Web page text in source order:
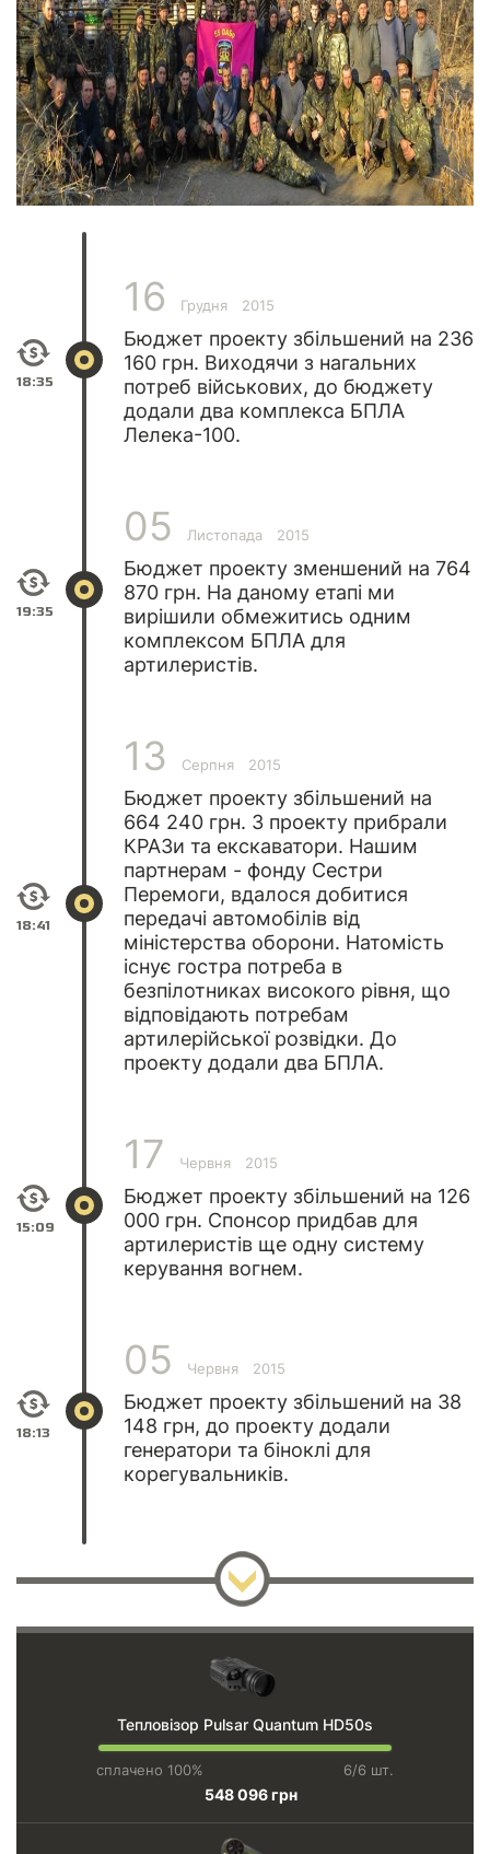
18:35
16 Грудня 2015
Бюджет проекту збільшений на 236
160 грн. Виходячи з нагальних
потреб військових, до бюджету
додали два комплекса БПЛА
Лелека-100.
19:35
05 Листопада 2015
Бюджет проекту зменшений на 764
870 грн. На даному етапі ми
вирішили обмежитись одним
комплексом БПЛА для
артилеристів.
18:41
13 Серпня 2015
Бюджет проекту збільшений на
664 240 грн. З проекту прибрали
КРАЗи та екскаватори. Нашим
партнерам - фонду Сестри
Перемоги, вдалося добитися
передачі автомобілів від
міністерства оборони. Натомість
існує гостра потреба в
безпілотниках високого рівня, що
відповідають потребам
артилерійської розвідки. До
проекту додали два БПЛА.
15:09
17 Червня 2015
Бюджет проекту збільшений на 126
000 грн. Спонсор придбав для
артилеристів ще одну систему
керування вогнем.
18:13
05 Червня 2015
Бюджет проекту збільшений на 38
148 грн, до проекту додали
генератори та біноклі для
корегувальників.
Тепловізор Pulsar Quantum HD50s
сплачено 100% 6/6 шт.
548 096 грн